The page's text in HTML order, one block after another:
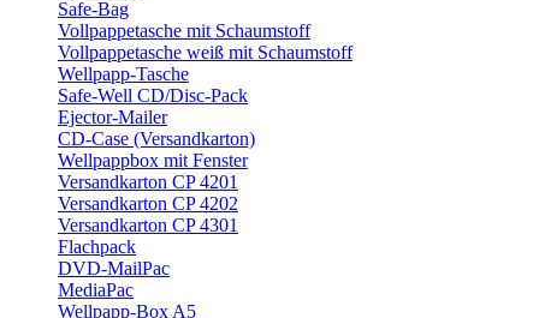
Safe-Bag
Vollpappetasche mit Schaumstoff
Vollpappetasche weiß mit Schaumstoff
Wellpapp-Tasche
Safe-Well CD/Disc-Pack
Ejector-Mailer
CD-Case (Versandkarton)
Wellpappbox mit Fenster
Versandkarton CP 4201
Versandkarton CP 4202
Versandkarton CP 4301
Flachpack
DVD-MailPac
MediaPac
Wellpapp-Box A5